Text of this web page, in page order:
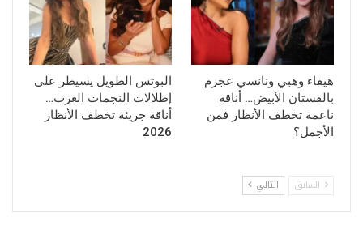
هيفاء وهبي ونانسي عجرم
بالفستان الأبيض… أناقة
ناعمة تخطف الأنظار فمن
الأجمل؟
البوتس الطويل يسيطر على
إطلالات النجمات العرب…
أناقة جريئة تخطف الأنظار
2026
السابق التالي